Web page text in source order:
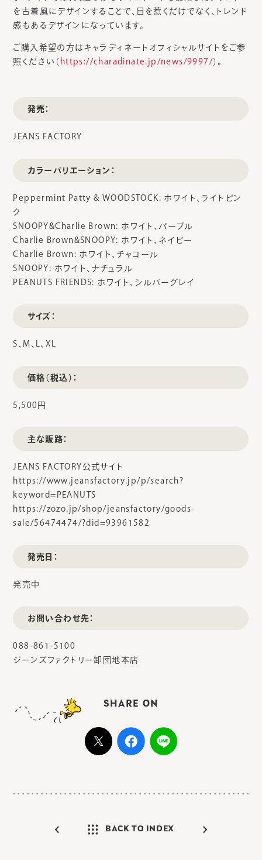
を古着風にデザインすることで、目を惹くだけでなく、トレンド
感もあるデザインになっています。
ご購入希望の方はキャラディネートオフィシャルサイトをご参
照ください（ https://charadinate.jp/news/9997/）。
発売：
JEANS FACTORY
カラーバリエーション：
Peppermint Patty & WOODSTOCK: ホワイト、ライトピン
ク
SNOOPY&Charlie Brown: ホワイト、パープル
Charlie Brown&SNOOPY: ホワイト、ネイビー
Charlie Brown: ホワイト、チャコール
SNOOPY: ホワイト、ナチュラル
PEANUTS FRIENDS: ホワイト、シルバーグレイ
サイズ：
S、M、L、XL
価格（税込）：
5,500円
主な販路：
JEANS FACTORY公式サイト
https://www.jeansfactory.jp/p/search?
keyword=PEANUTS
https://zozo.jp/shop/jeansfactory/goods-
sale/56474474/?did=93961582
発売日：
発売中
お問い合わせ先：
088-861-5100
ジーンズファクトリー卸団地本店
SHARE ON
BACK TO INDEX